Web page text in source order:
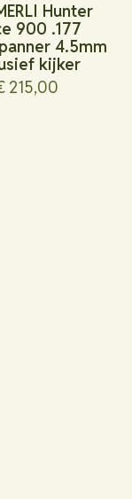
Hunter
900 .177
4.5mm
kijker
215,00